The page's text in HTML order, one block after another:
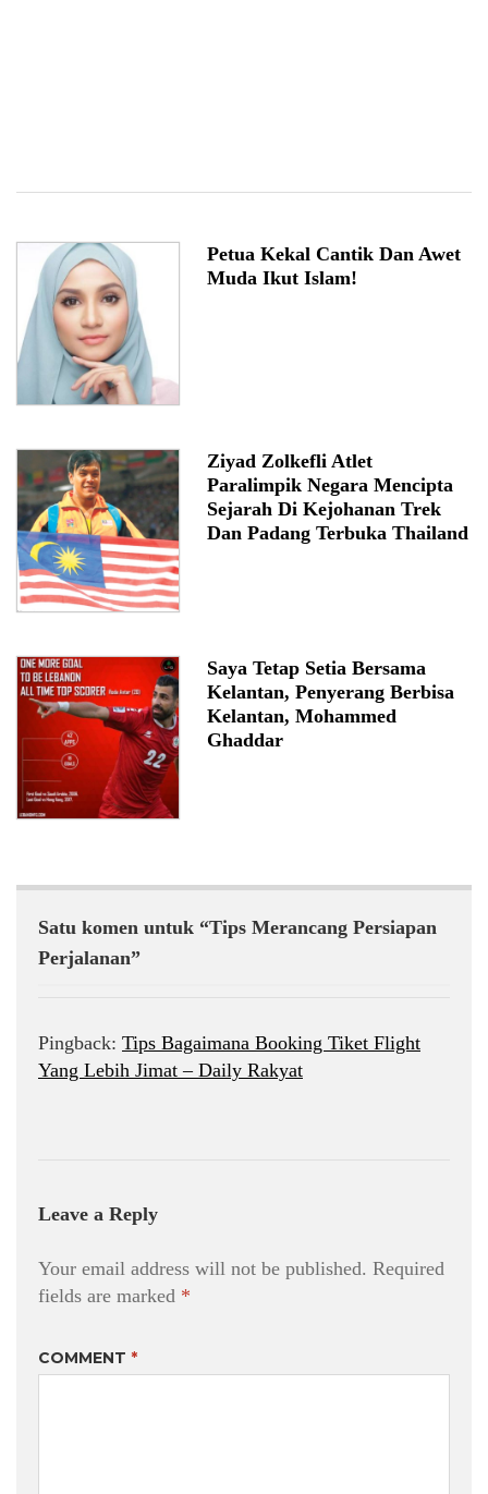
Petua Kekal Cantik Dan Awet
Muda Ikut Islam!
Ziyad Zolkefli Atlet
Paralimpik Negara Mencipta
Sejarah Di Kejohanan Trek
Dan Padang Terbuka Thailand
Saya Tetap Setia Bersama
Kelantan, Penyerang Berbisa
Kelantan, Mohammed
Ghaddar
Satu komen untuk “Tips Merancang Persiapan
Perjalanan”
Pingback: Tips Bagaimana Booking Tiket Flight
Yang Lebih Jimat – Daily Rakyat
Leave a Reply
Your email address will not be published. Required
fields are marked *
COMMENT *